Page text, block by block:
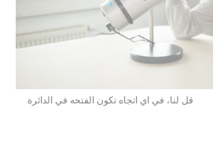
قل لنا، في اي اتجاه تكون الفتحه في الدائرة